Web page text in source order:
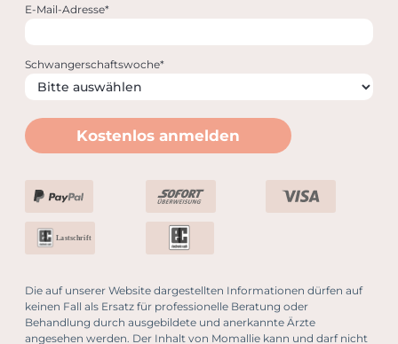
E-Mail-Adresse*
Schwangerschaftswoche*
Kostenlos anmelden
Lastschrift
Die auf unserer Website dargestellten Informationen dürfen auf
keinen Fall als Ersatz für professionelle Beratung oder
Behandlung durch ausgebildete und anerkannte Ärzte
angesehen werden. Der Inhalt von Momallie kann und darf nicht